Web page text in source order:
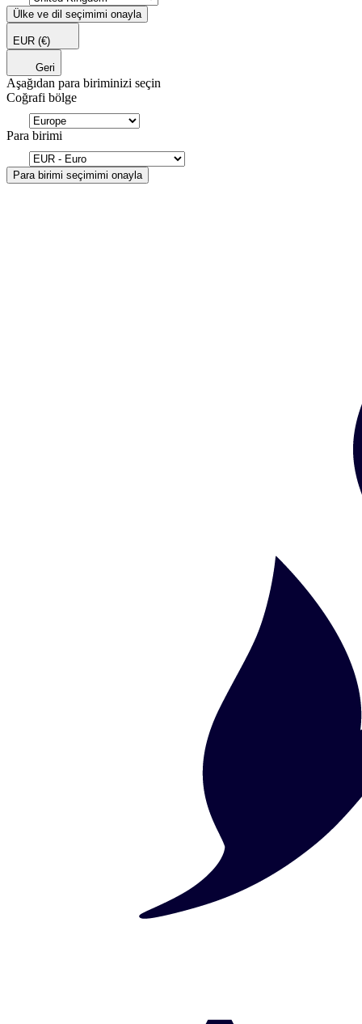
Ülke ve dil seçimimi onayla
EUR (€)
Geri
Aşağıdan para biriminizi seçin
Coğrafi bölge
Para birimi
Para birimi seçimimi onayla